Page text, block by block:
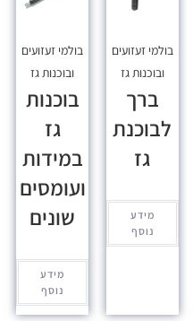
בולמי זעזועים
ובוכנות גז
ברך
לבוכנת
גז
מידע
נוסף
בולמי זעזועים
ובוכנות גז
בוכנות
גז
במידות
ועומסים
שונים
מידע
נוסף